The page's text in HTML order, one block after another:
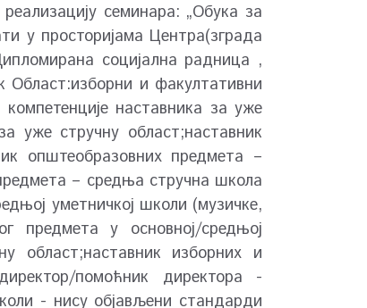
семинара: „Обука за
у просторијама Центра(зграда
социјална радница ,
Област:изборни и факултативни
наставника за уже
уже стручну област;наставник
општеобразовних предмета –
– средња стручна школа
уметничкој школи (музичке,
предмета у основној/средњој
област;наставник изборних и
помоћник директора -
- нису објављени стандарди